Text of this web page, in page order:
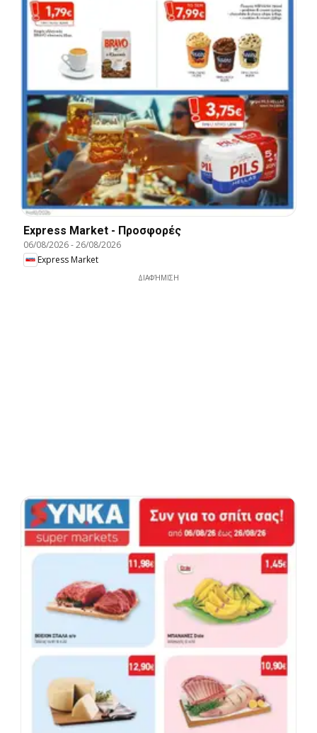
Express Market - Προσφορές
06/08/2026-26/08/2026
Express Market
ΔΙΑΦΉΜΙΣΗ